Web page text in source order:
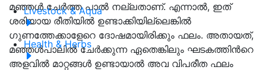
Livestock & Aqua
Health & Herbs
മഞ്ഞൾ ചേർത്ത പാൽ നല്ലതാണ്. എന്നാൽ, ഇത്
ശരിയായ രീതിയിൽ ഉണ്ടാക്കിയില്ലെങ്കിൽ
ഗുണത്തേക്കാളേറെ ദോഷമായിരിക്കും ഫലം. അതായത്,
മഞ്ഞള്‍പാലില്‍ ചേര്‍ക്കുന്ന ഏതെങ്കിലും ഘടകത്തിന്‍റെ
അളവിൽ മാറ്റങ്ങൾ ഉണ്ടായാൽ അവ വിപരീത ഫലം